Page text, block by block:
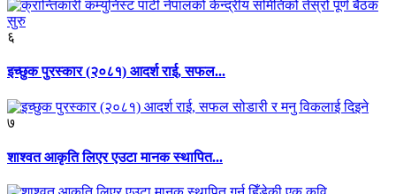
६
इच्छुक पुरस्कार (२०८१) आदर्श राई, सफल...
७
शाश्वत आकृति लिएर एउटा मानक स्थापित...